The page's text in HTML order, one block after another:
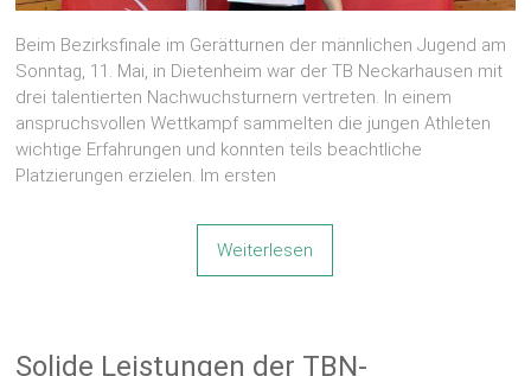
Beim Bezirksfinale im Gerätturnen der männlichen Jugend am
Sonntag, 11. Mai, in Dietenheim war der TB Neckarhausen mit
drei talentierten Nachwuchsturnern vertreten. In einem
anspruchsvollen Wettkampf sammelten die jungen Athleten
wichtige Erfahrungen und konnten teils beachtliche
Platzierungen erzielen. Im ersten
Weiterlesen
Solide Leistungen der TBN-